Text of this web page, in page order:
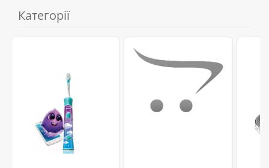
Категорії